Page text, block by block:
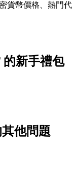
貨幣價格、熱門代
的新手禮包
他問題